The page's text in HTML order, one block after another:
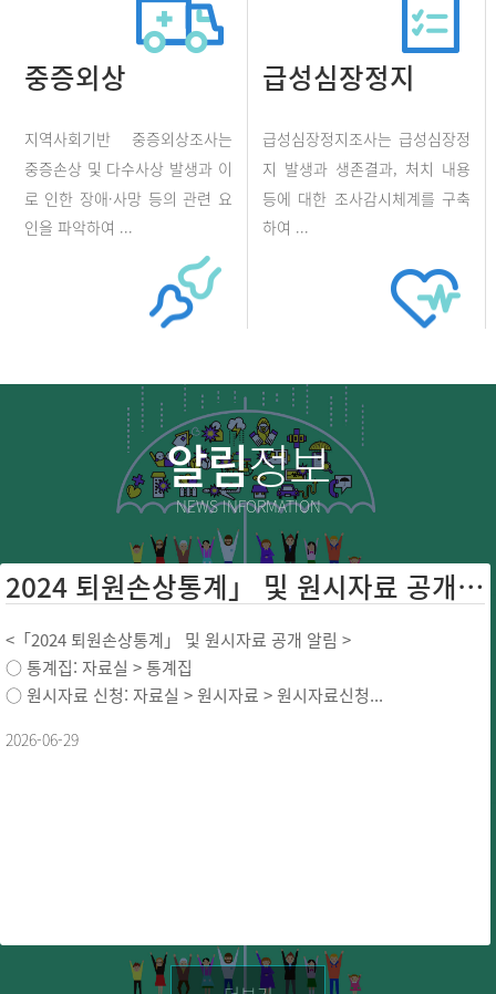
중증외상
지역사회기반 중증외상조사는
중증손상 및 다수사상 발생과 이
로 인한 장애·사망 등의 관련 요
인을 파악하여 ...
급성심장정지
급성심장정지조사는 급성심장정
지 발생과 생존결과, 처치 내용
등에 대한 조사감시체계를 구축
하여 ...
알림정보
NEWS INFORMATION
2024 퇴원손상통계」 및 원시자료 공개 ...
<「2024 퇴원손상통계」 및 원시자료 공개 알림 >
○ 통계집: 자료실 > 통계집
○ 원시자료 신청: 자료실 > 원시자료 > 원시자료신청...
2026-06-29